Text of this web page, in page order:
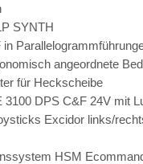
SYNTH
angeordnete
für Heckscheibe
3100 DPS C&F 24V mit
Excidor links/
HSM